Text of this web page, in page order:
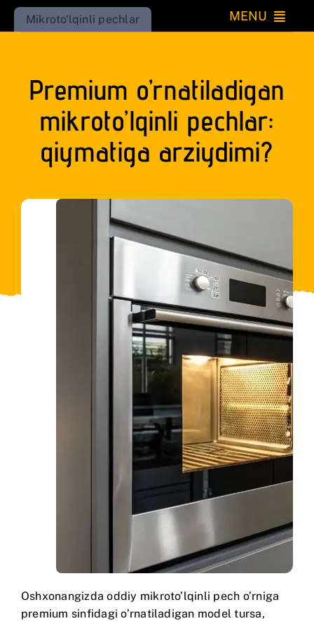
Skip
to
Mikroto'lqinli pechlar MENU
Kichik
O’rnatiladigan
Iqlim
Uy
Premium o’rnatiladigan
mikroto’lqinli pechlar:
qiymatiga arziydimi?
Oshxonangizda oddiy mikroto’lqinli pech o’rniga
premium sinfidagi o’rnatiladigan model tursa,